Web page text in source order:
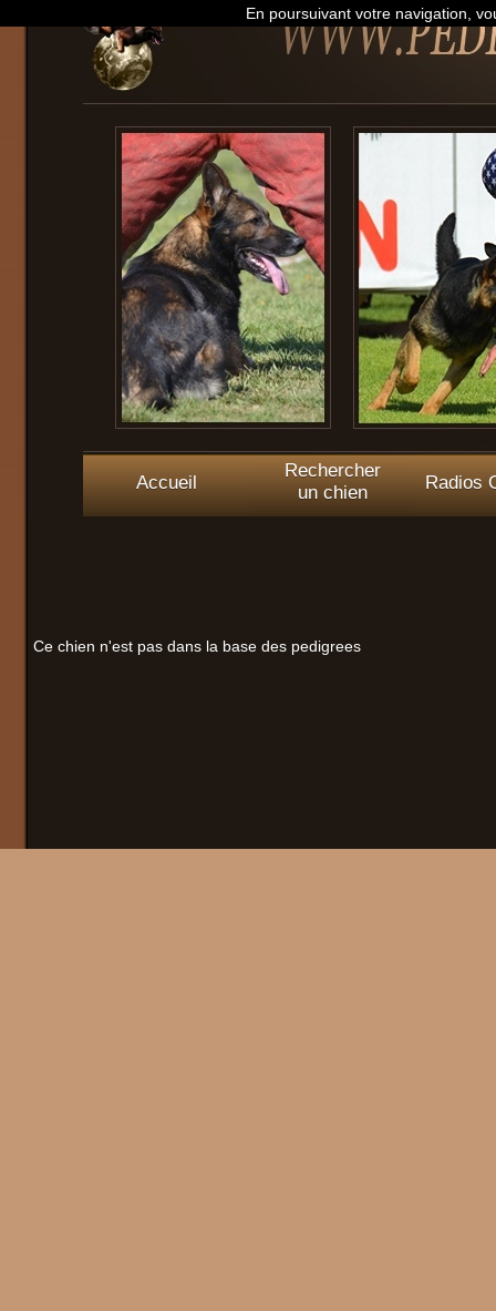
Accueil
Rechercher
un chien
Radios
Ce chien n'est pas dans la base des pedigrees
En poursuivant votre navigation,